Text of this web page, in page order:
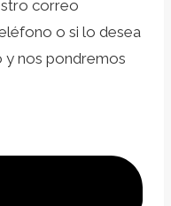
correo
o si lo desea
y nos pondremos